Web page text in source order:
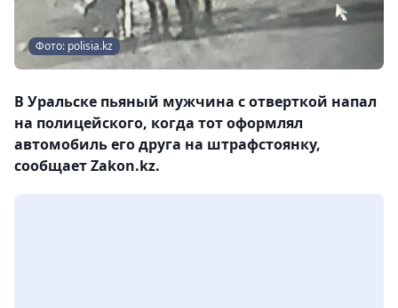
Фото: polisia.kz
В Уральске пьяный мужчина с отверткой напал
на полицейского, когда тот оформлял
автомобиль его друга на штрафстоянку,
сообщает Zakon.kz.